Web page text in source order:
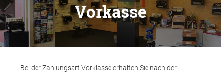
Vorkasse
Bei der Zahlungsart Vorklasse erhalten Sie nach der